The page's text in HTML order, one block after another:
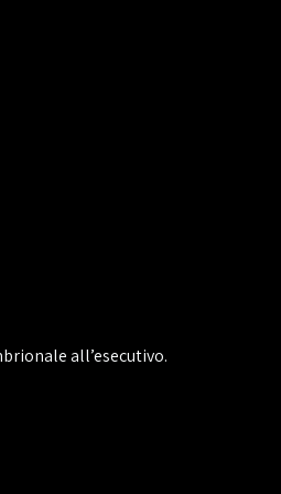
all’esecutivo.